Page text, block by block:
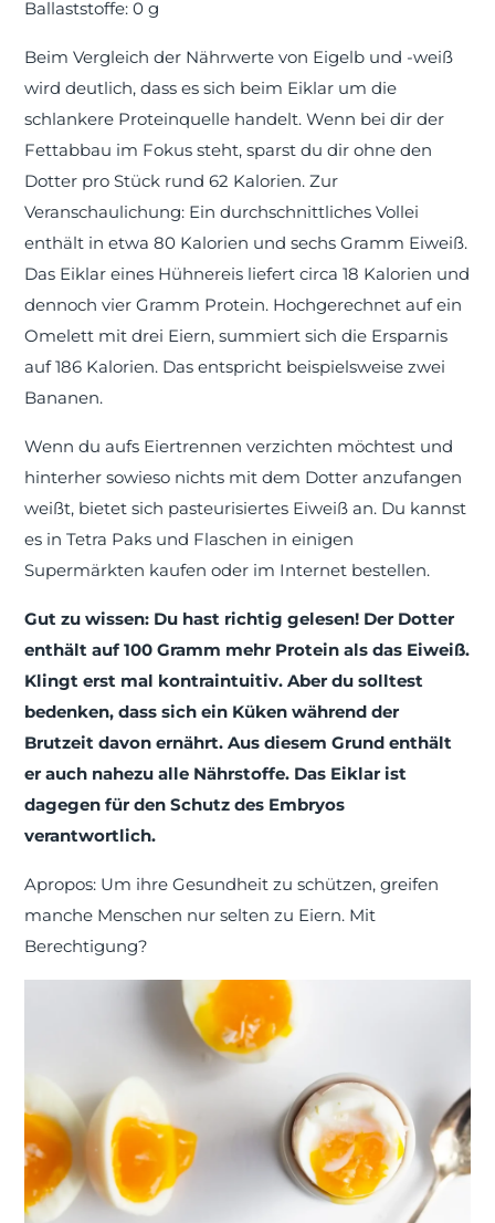
Ballaststoffe: 0 g
Beim Vergleich der Nährwerte von Eigelb und -weiß
wird deutlich, dass es sich beim Eiklar um die
schlankere Proteinquelle handelt. Wenn bei dir der
Fettabbau im Fokus steht, sparst du dir ohne den
Dotter pro Stück rund 62 Kalorien. Zur
Veranschaulichung: Ein durchschnittliches Vollei
enthält in etwa 80 Kalorien und sechs Gramm Eiweiß.
Das Eiklar eines Hühnereis liefert circa 18 Kalorien und
dennoch vier Gramm Protein. Hochgerechnet auf ein
Omelett mit drei Eiern, summiert sich die Ersparnis
auf 186 Kalorien. Das entspricht beispielsweise zwei
Bananen.
Wenn du aufs Eiertrennen verzichten möchtest und
hinterher sowieso nichts mit dem Dotter anzufangen
weißt, bietet sich pasteurisiertes Eiweiß an. Du kannst
es in Tetra Paks und Flaschen in einigen
Supermärkten kaufen oder im Internet bestellen.
Gut zu wissen: Du hast richtig gelesen! Der Dotter
enthält auf 100 Gramm mehr Protein als das Eiweiß.
Klingt erst mal kontraintuitiv. Aber du solltest
bedenken, dass sich ein Küken während der
Brutzeit davon ernährt. Aus diesem Grund enthält
er auch nahezu alle Nährstoffe. Das Eiklar ist
dagegen für den Schutz des Embryos
verantwortlich.
Apropos: Um ihre Gesundheit zu schützen, greifen
manche Menschen nur selten zu Eiern. Mit
Berechtigung?